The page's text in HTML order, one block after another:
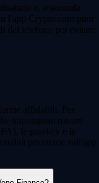
e, a seconda
l'app Crypto.com puoi
dal telefono per evitare
affidabili. Per
impongono misure
le passkey e la
prioritarie sull'app